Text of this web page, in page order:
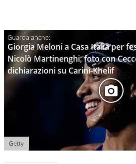
Giorgia Meloni a Casa Italia per
Nicolò Martinenghi: foto con
dichiarazioni su Carini-Khelif
Getty